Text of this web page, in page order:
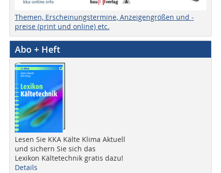
Themen, Erscheinungstermine, Anzeigengrößen und -
preise (print und online) etc.
Abo + Heft
Lesen Sie KKA Kälte Klima Aktuell
und sichern Sie sich das
Lexikon Kältetechnik gratis dazu!
Details